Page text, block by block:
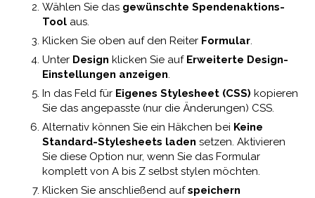
Wählen Sie das gewünschte Spendenaktions-
Tool aus.
Klicken Sie oben auf den Reiter Formular.
Unter Design klicken Sie auf Erweiterte Design-
Einstellungen anzeigen.
In das Feld für Eigenes Stylesheet (CSS) kopieren
Sie das angepasste (nur die Änderungen) CSS.
Alternativ können Sie ein Häkchen bei Keine
Standard-Stylesheets laden setzen. Aktivieren
Sie diese Option nur, wenn Sie das Formular
komplett von A bis Z selbst stylen möchten.
Klicken Sie anschließend aufspeichern